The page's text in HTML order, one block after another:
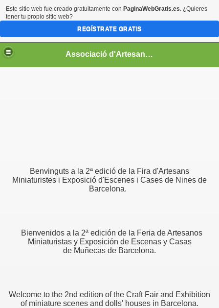
Associació d'Artesans Miniaturistes de Catalunya
Benvinguts a la 2ª edició de la Fira d'Artesans
Miniaturistes i Exposició d'Escenes i Cases de Nines de
Barcelona.
Bienvenidos a la 2ª edición de la Feria de Artesanos
Miniaturistas y Exposición de Escenas y Casas
de Muñecas de Barcelona.
Welcome to the 2nd edition of the Craft Fair and Exhibition
of miniature scenes and dolls' houses in Barcelona.
Este sitio web fue creado gratuitamente con PaginaWebGratis.es. ¿Quieres
tener tu propio sitio web?
REGÍSTRATE GRATIS